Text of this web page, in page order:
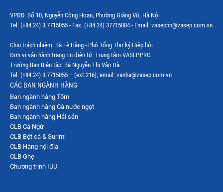
VPĐD: Số 10, Nguyễn Công Hoan, Phường Giảng Võ, Hà Nội
Tel: (+84 24) 3.7715055 - Fax: (+84 24) 37715084 - Email: vasephn@vasep.com.vn
Chịu trách nhiệm: Bà Lê Hằng - Phó Tổng Thư ký Hiệp hội
Đơn vị vận hành trang tin điện tử: Trung tâm VASEP.PRO
Trưởng Ban Biên tập: Bà Nguyễn Thị Vân Hà
Tel: (+84 24) 3.7715055 – (ext.216); email: vanha@vasep.com.vn
CÁC BAN NGÀNH HÀNG
Ban ngành hàng Tôm
Ban ngành hàng Cá nước ngọt
Ban ngành hàng Hải sản
CLB Cá Ngừ
CLB Bột cá & Surimi
CLB Hàng nội địa
CLB Ghẹ
Chương trình IUU